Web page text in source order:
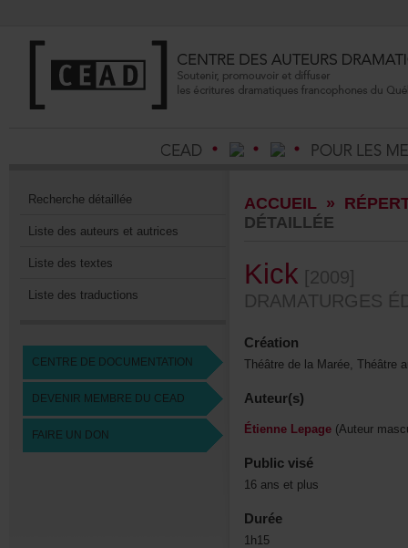
Recherchedétaillée
Listedesauteursetautrices
Listedestextes
Listedestraductions
CENTREDEDOCUMENTATION
DEVENIRMEMBREDUCEAD
FAIREUNDON
ACCUEIL»
DÉTAILLÉE
Kick [2009]
Création
Auteur(s)
ÉtienneLepage
Publicvisé
16ansetplus
Durée
1h15